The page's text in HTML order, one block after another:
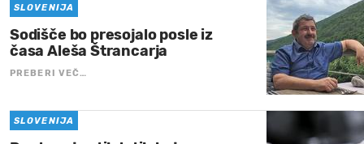
SLOVENIJA
Sodišče bo presojalo posle iz
časa Aleša Štrancarja
PREBERI VEČ…
SLOVENIJA